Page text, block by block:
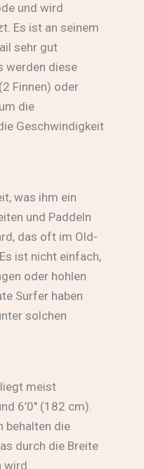
und wird
Es ist an seinem
sehr gut
werden diese
Finnen) oder
die
Geschwindigkeit
was ihm ein
und Paddeln
das oft im Old-
ist nicht einfach,
oder hohlen
Surfer haben
solchen
meist
6’0″ (182 cm).
behalten die
durch die Breite